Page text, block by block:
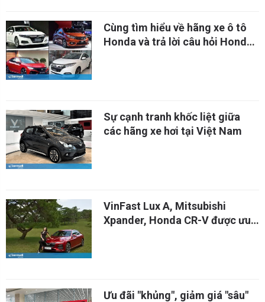
Cùng tìm hiểu về hãng xe ô tô
Honda và trả lời câu hỏi Honda
Sự cạnh tranh khốc liệt giữa
các hãng xe hơi tại Việt Nam
VinFast Lux A, Mitsubishi
Xpander, Honda CR-V được ưu
Ưu đãi "khủng", giảm giá "sâu"